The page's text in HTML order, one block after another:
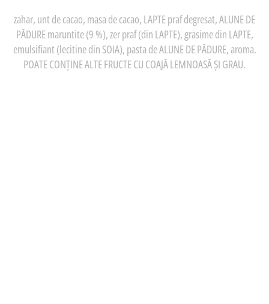
zahar, unt de cacao, masa de cacao, LAPTE praf degresat, ALUNE DE
PĂDURE maruntite (9 %), zer praf (din LAPTE), grasime din LAPTE,
emulsifiant (lecitine din SOIA), pasta de ALUNE DE PĂDURE, aroma.
POATE CONȚINE ALTE FRUCTE CU COAJĂ LEMNOASĂ ŞI GRAU.